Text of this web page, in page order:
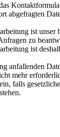
abgefragten
ist unser
zu
ist
anfallenden
mehr
falls gesetzliche